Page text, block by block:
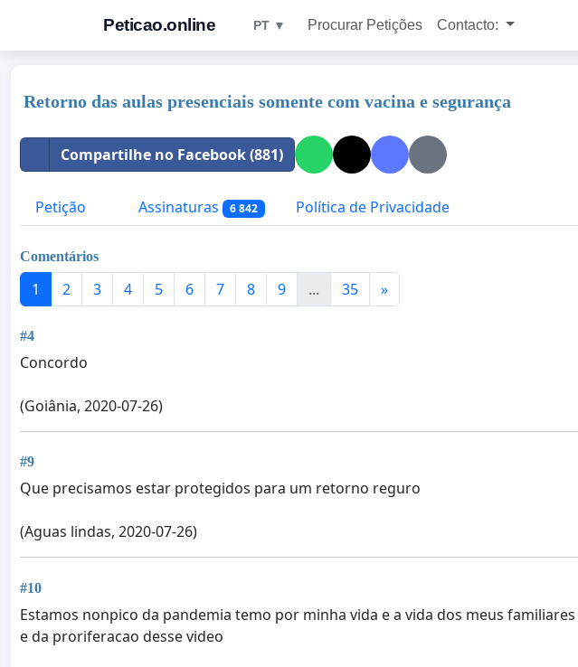
Peticao.online PT ▼ Procurar Petições Contacto:
Retorno das aulas presenciais somente com vacina e segurança
Compartilhe no Facebook (881)
Petição Assinaturas 6 842 Política de Privacidade
Comentários
1 2 3 4 5 6 7 8 9 ... 35 »
#4
Concordo
(Goiânia, 2020-07-26)
#9
Que precisamos estar protegidos para um retorno reguro
(Aguas lindas, 2020-07-26)
#10
Estamos nonpico da pandemia temo por minha vida e a vida dos meus
e da proriferacao desse video